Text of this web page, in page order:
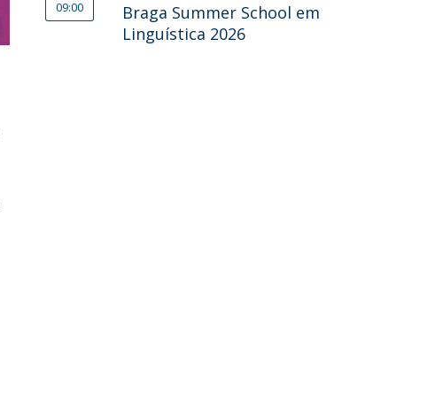
09:00
Braga Summer School em
Linguística 2026